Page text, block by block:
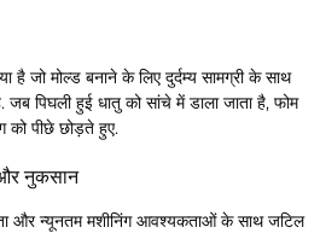
है जो मोल्ड बनाने के लिए दुर्दम्य सामग्री के साथ
जब पिघली हुई धातु को सांचे में डाला जाता है, फोम
को पीछे छोड़ते हुए.
नुकसान
और न्यूनतम मशीनिंग आवश्यकताओं के साथ जटिल